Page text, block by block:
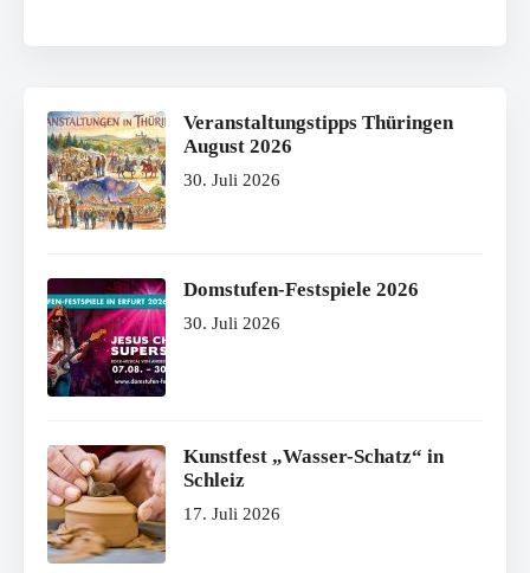
Veranstaltungstipps Thüringen
August 2026
30. Juli 2026
Domstufen-Festspiele 2026
30. Juli 2026
Kunstfest „Wasser-Schatz“ in
Schleiz
17. Juli 2026